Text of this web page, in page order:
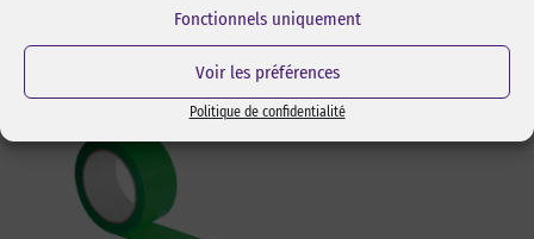
Fonctionnels uniquement
Voir les préférences
Politique de confidentialité